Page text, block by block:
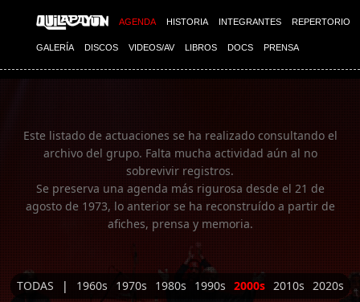
AGENDA HISTORIA INTEGRANTES REPERTORIO
GALERÍA DISCOS VIDEOS/AV LIBROS DOCS PRENSA
Imagen 01
Este listado de actuaciones se ha realizado consultando el
archivo del grupo. Falta mucha actividad aún al no
sobrevivir registros.
Se preserva una agenda más rigurosa desde el 21 de
agosto de 1973, lo anterior se ha reconstruído a partir de
afiches, prensa y memoria.
TODAS | 1960s 1970s 1980s 1990s 2000s 2010s 2020s